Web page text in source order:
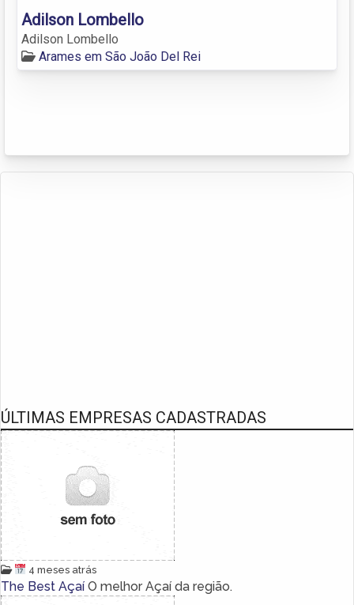
Adilson Lombello
Adilson Lombello
Arames em São João Del Rei
ÚLTIMAS EMPRESAS CADASTRADAS
4 meses atrás
The Best Açaí O melhor Açaí da região.